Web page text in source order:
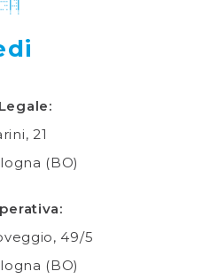
21
(BO)
49/5
(BO)